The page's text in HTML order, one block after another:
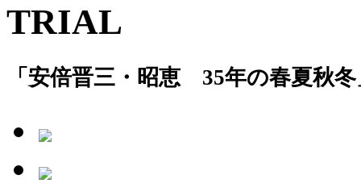
TRIAL
「安倍晋三・昭恵 35年の春夏秋